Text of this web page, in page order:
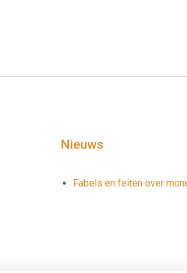
Nieuws
Fabels en feiten over